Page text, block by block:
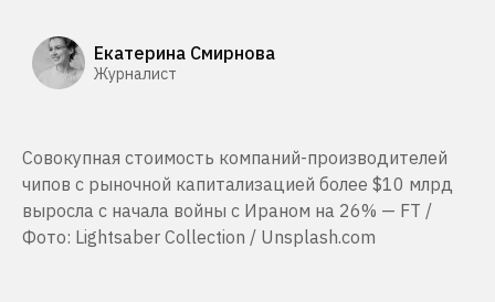
Екатерина Смирнова
Журналист
Совокупная стоимость компаний-производителей
чипов с рыночной капитализацией более $10 млрд
выросла с начала войны с Ираном на 26% — FT /
Фото: Lightsaber Collection / Unsplash.com